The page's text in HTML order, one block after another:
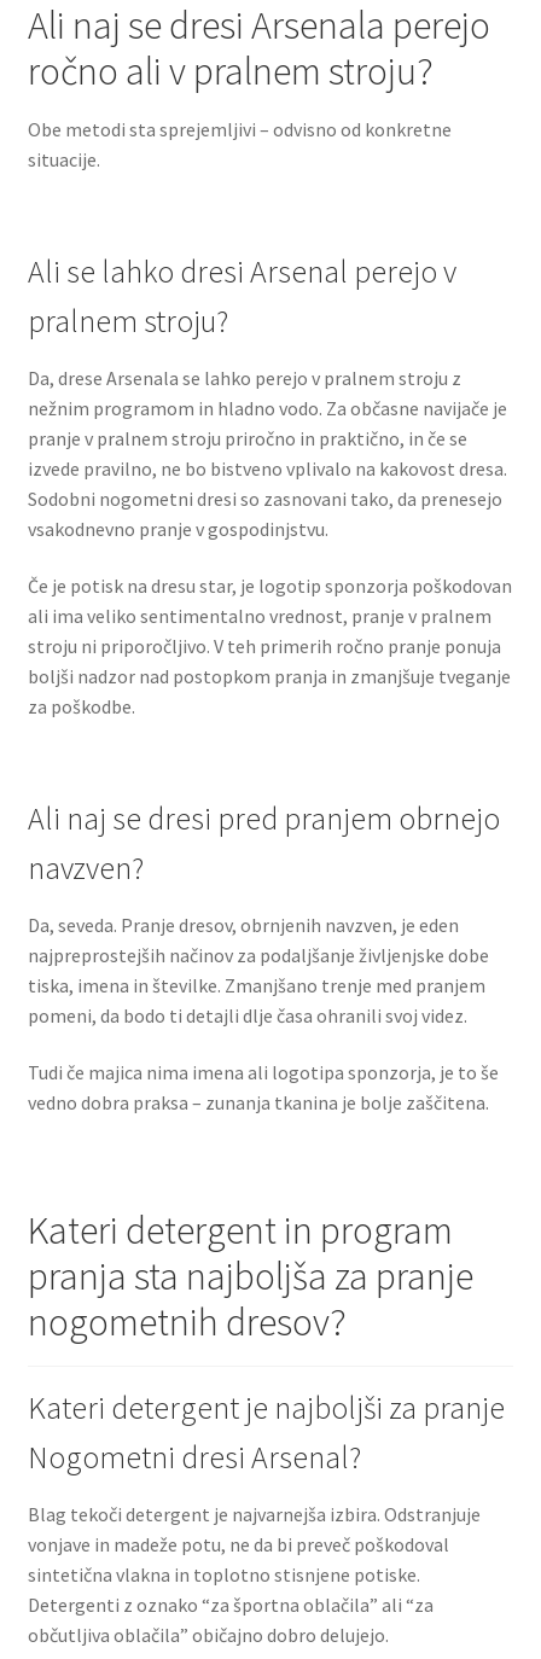
Ali naj se dresi Arsenala perejo
ročno ali v pralnem stroju?
Obe metodi sta sprejemljivi – odvisno od konkretne
situacije.
Ali se lahko dresi Arsenal perejo v
pralnem stroju?
Da, drese Arsenala se lahko perejo v pralnem stroju z
nežnim programom in hladno vodo. Za občasne navijače je
pranje v pralnem stroju priročno in praktično, in če se
izvede pravilno, ne bo bistveno vplivalo na kakovost dresa.
Sodobni nogometni dresi so zasnovani tako, da prenesejo
vsakodnevno pranje v gospodinjstvu.
Če je potisk na dresu star, je logotip sponzorja poškodovan
ali ima veliko sentimentalno vrednost, pranje v pralnem
stroju ni priporočljivo. V teh primerih ročno pranje ponuja
boljši nadzor nad postopkom pranja in zmanjšuje tveganje
za poškodbe.
Ali naj se dresi pred pranjem obrnejo
navzven?
Da, seveda. Pranje dresov, obrnjenih navzven, je eden
najpreprostejših načinov za podaljšanje življenjske dobe
tiska, imena in številke. Zmanjšano trenje med pranjem
pomeni, da bodo ti detajli dlje časa ohranili svoj videz.
Tudi če majica nima imena ali logotipa sponzorja, je to še
vedno dobra praksa – zunanja tkanina je bolje zaščitena.
Kateri detergent in program
pranja sta najboljša za pranje
nogometnih dresov?
Kateri detergent je najboljši za pranje
Nogometni dresi Arsenal?
Blag tekoči detergent je najvarnejša izbira. Odstranjuje
vonjave in madeže potu, ne da bi preveč poškodoval
sintetična vlakna in toplotno stisnjene potiske.
Detergenti z oznako “za športna oblačila” ali “za
občutljiva oblačila” običajno dobro delujejo.